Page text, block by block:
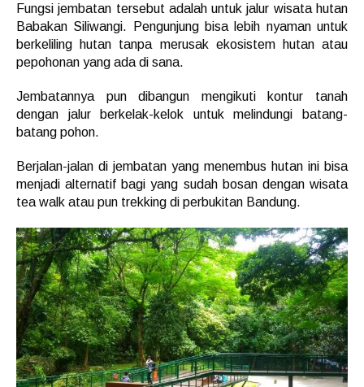
Fungsi jembatan tersebut adalah untuk jalur wisata hutan
Babakan Siliwangi. Pengunjung bisa lebih nyaman untuk
berkeliling hutan tanpa merusak ekosistem hutan atau
pepohonan yang ada di sana.
Jembatannya pun dibangun mengikuti kontur tanah
dengan jalur berkelak-kelok untuk melindungi batang-
batang pohon.
Berjalan-jalan di jembatan yang menembus hutan ini bisa
menjadi alternatif bagi yang sudah bosan dengan wisata
tea walk atau pun trekking di perbukitan Bandung.